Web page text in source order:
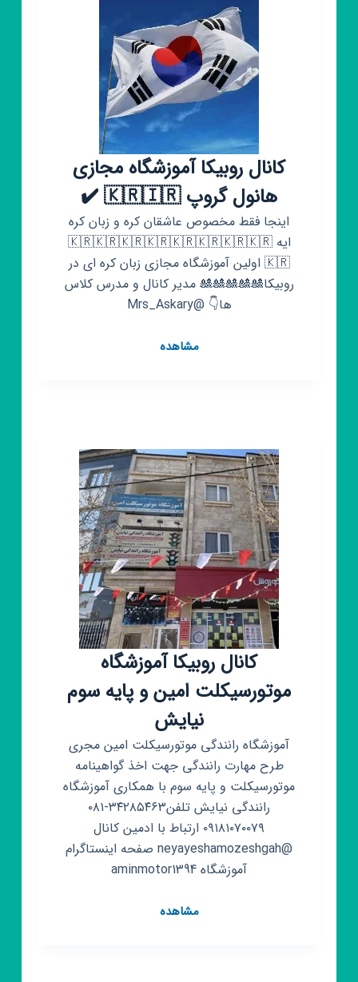
کانال روبیکا آموزشگاه مجازی
هانول گروپ 🇰🇷🇮🇷 ✔️
اینجا فقط مخصوص عاشقان کره و زبان کره
ایه 🇰🇷🇰🇷🇰🇷🇰🇷🇰🇷🇰🇷🇰🇷🇰🇷
🇰🇷 اولین آموزشگاه مجازی زبان کره ای در
روبیکا🎎🎎🎎🎎🎎 مدیر کانال و مدرس کلاس
ها👇 @Mrs_Askary
مشاهدهکانال
🇰🇷
🇮🇷
✔️
کانال روبیکا آموزشگاه
موتورسیکلت امین و پایه سوم
نیایش
آموزشگاه رانندگی موتورسیکلت امین مجری
طرح‌ مهارت رانندگی جهت اخذ گواهینامه
موتورسیکلت و پایه سوم با همکاری آموزشگاه
رانندگی نیایش تلفن۳۴۲۸۵۴۶۳-۰۸۱
۰۹۱۸۱۰۷۰۰۷۹ ارتباط با ادمین کانال
@neyayeshamozeshgah صفحه اینستاگرام
آموزشگاه aminmotor1394
مشاهدهکانال